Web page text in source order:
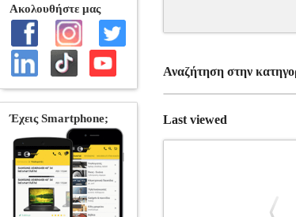
Αναζήτηση στην
Last viewed